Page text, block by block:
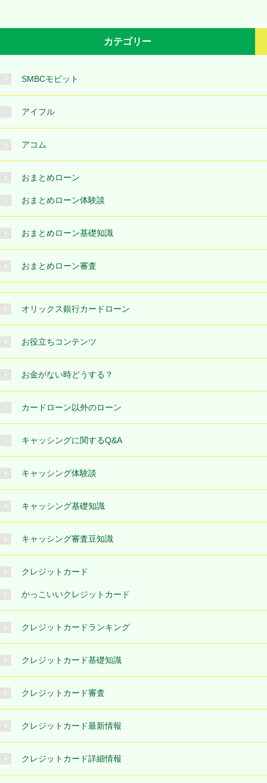
カテゴリー
SMBCモビット
アイフル
アコム
おまとめローン
おまとめローン体験談
おまとめローン基礎知識
おまとめローン審査
オリックス銀行カードローン
お役立ちコンテンツ
お金がない時どうする？
カードローン以外のローン
キャッシングに関するQ&A
キャッシング体験談
キャッシング基礎知識
キャッシング審査豆知識
クレジットカード
かっこいいクレジットカード
クレジットカードランキング
クレジットカード基礎知識
クレジットカード審査
クレジットカード最新情報
クレジットカード詳細情報